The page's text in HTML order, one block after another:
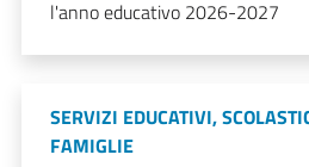
l'anno educativo 2026-2027
SERVIZI EDUCATIVI,
FAMIGLIE